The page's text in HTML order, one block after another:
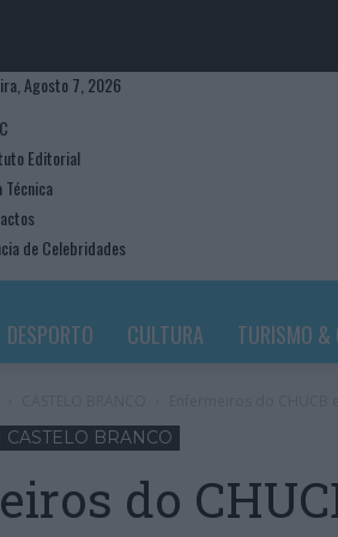
Agosto 7, 2026
Editorial
Técnica
de Celebridades
DESPORTO CULTURA TURISMO &
CASTELO BRANCO
do